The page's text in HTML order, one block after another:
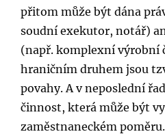
přitom může být dána
soudní exekutor, notář)
(např. komplexní výrobní
hraničním druhem jsou
povahy. A v neposlední
činnost, která může být
zaměstnaneckém poměru.